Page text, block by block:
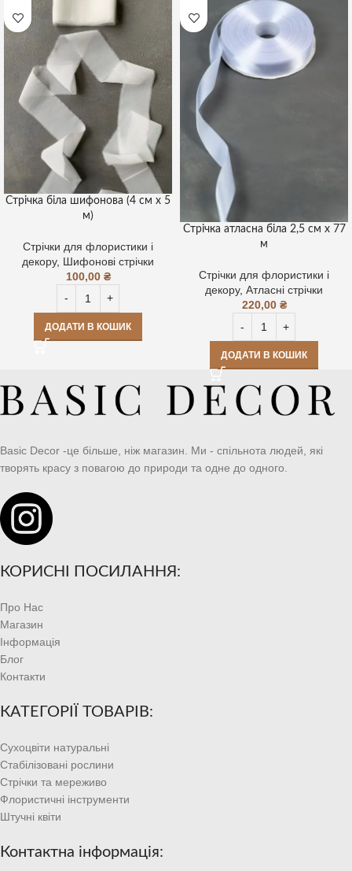
Стрічка біла шифонова (4 см х 5
м)
Стрічки для флористики і
декору, Шифонові стрічки
100,00 ₴
ДОДАТИ В КОШИК
Стрічка атласна біла 2,5 см х 77
м
Стрічки для флористики і
декору, Атласні стрічки
220,00 ₴
ДОДАТИ В КОШИК
Basic Decor -це більше, ніж магазин. Ми - спільнота людей, які
творять красу з повагою до природи та одне до одного.
КОРИСНІ ПОСИЛАННЯ:
Про Нас
Магазин
Інформація
Блог
Контакти
КАТЕГОРІЇ ТОВАРІВ:
Сухоцвіти натуральні
Стабілізовані рослини
Стрічки та мереживо
Флористичні інструменти
Штучні квіти
Контактна інформація: